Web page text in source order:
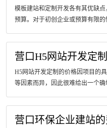
模板建站和定制开发各有其优缺
预算。对于初创企业或预算有限
营口H5网站开发定
H5网站开发定制的价格因项目的
等因素而异，因此很难给出一个
营口环保企业建站